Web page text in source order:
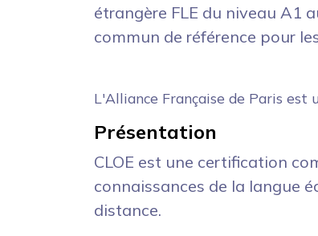
étrangère FLE du niveau A1
commun de référence pour
L'Alliance Française de Paris est
Présentation
CLOE est une certification
connaissances de la langue
distance.